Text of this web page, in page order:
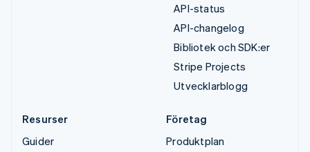
API-status
API-changelog
Bibliotek och SDK:er
Stripe Projects
Utvecklarblogg
Resurser
Guider
Företag
Produktplan